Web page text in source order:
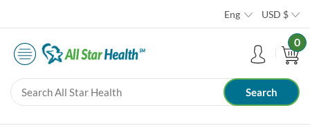
Eng USD $
0